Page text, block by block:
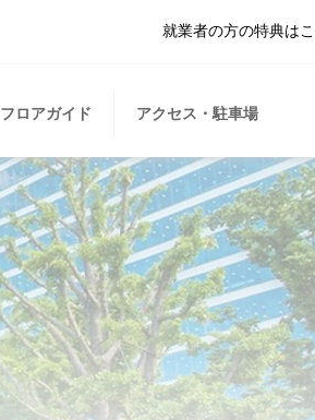
就業者の方の特典は
フロアガイド アクセス・駐車場